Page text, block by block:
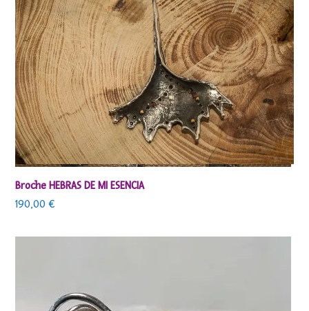
Broche HEBRAS DE MI ESENCIA
190,00€